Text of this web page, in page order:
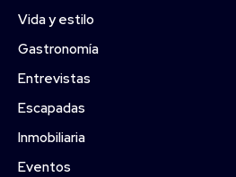
Vida y estilo
Gastronomía
Entrevistas
Escapadas
Inmobiliaria
Eventos